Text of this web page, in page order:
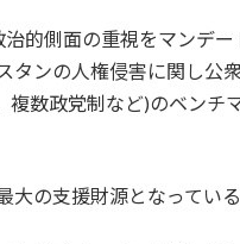
的側面の重視をマンデ
ンの人権侵害に関し公
数政党制など)のベン
の支援財源となっている